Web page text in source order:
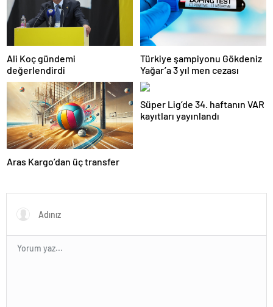
Ali Koç gündemi
değerlendirdi
Türkiye şampiyonu Gökdeniz
Yağar’a 3 yıl men cezası
Aras Kargo’dan üç transfer
Süper Lig’de 34. haftanın VAR
kayıtları yayınlandı